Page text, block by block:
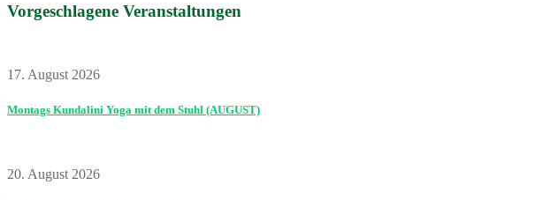
Vorgeschlagene Veranstaltungen
17. August 2026
Montags Kundalini Yoga mit dem Stuhl (AUGUST)
20. August 2026